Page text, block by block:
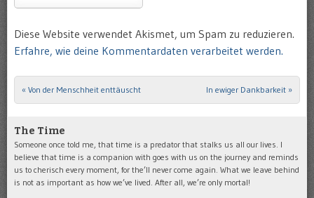
Diese Website verwendet Akismet, um Spam zu reduzieren.
Erfahre, wie deine Kommentardaten verarbeitet werden.
Post navigation
« Von der Menschheit enttäuscht In ewiger Dankbarkeit »
The Time
Someone once told me, that time is a predator that stalks us all our lives. I
believe that time is a companion with goes with us on the journey and reminds
us to cherisch every moment, for the’ll never come again. What we leave behind
is not as important as how we’ve lived. After all, we’re only mortal!